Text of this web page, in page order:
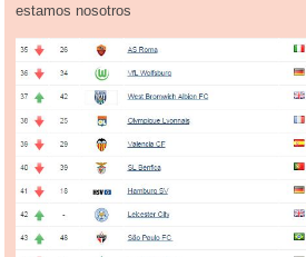
estamos nosotros